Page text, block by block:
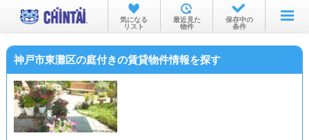
お部屋を探す
沿線・駅から
気になる
リスト
最近見た
物件
保存中の
条件
神戸市東灘区の庭付きの賃貸物件情報を探す